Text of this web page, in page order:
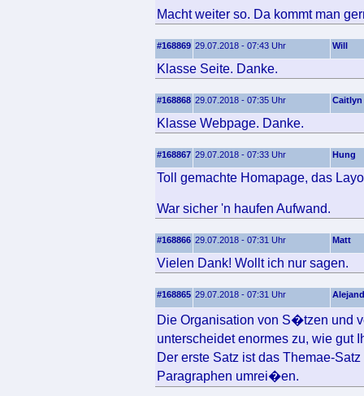
Macht weiter so. Da kommt man
#168869 29.07.2018 - 07:43 Uhr Will
Klasse Seite. Danke.
#168868 29.07.2018 - 07:35 Uhr Caitlyn
Klasse Webpage. Danke.
#168867 29.07.2018 - 07:33 Uhr Hung
Toll gemachte Homapage, das
War sicher 'n haufen Aufwand.
#168866 29.07.2018 - 07:31 Uhr Matt
Vielen Dank! Wollt ich nur sagen.
#168865 29.07.2018 - 07:31 Uhr
Die Organisation von S�tzen und
unterscheidet enormes zu, wie
Der erste Satz ist das Themae-
Paragraphen umrei�en.